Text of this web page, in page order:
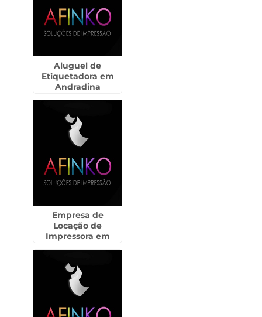
Aluguel de
Etiquetadora em
Andradina
Empresa de
Locação de
Impressora em